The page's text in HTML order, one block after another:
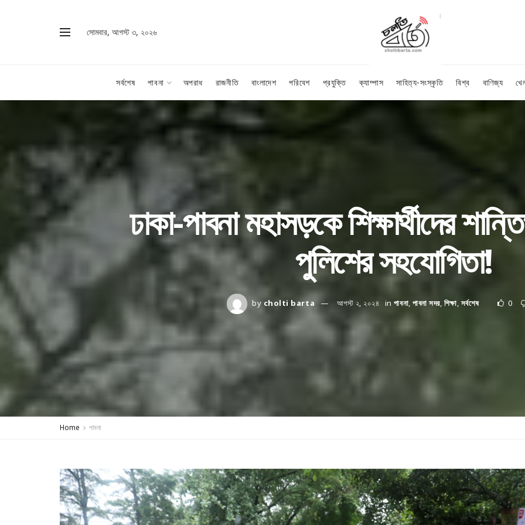
সোমবার, আগস্ট ৩, ২০২৬
সর্বশেষ পাবনা অপরাধ রাজনীতি বাংলাদেশ পরিবেশ প্রযুক্তি ক্যাম্পাস সাহিত্য-সংস্কৃতি বিশ্ব বাণিজ্য
ঢাকা-পাবনা মহাসড়কে শিক্ষার্থীদের
পুলিশের সহযোগিতা!
by cholti barta আগস্ট ২, ২০২৪ in পাবনা,পাবনা সদর, শিক্ষা, সর্বশেষ 0
Home পাবনা